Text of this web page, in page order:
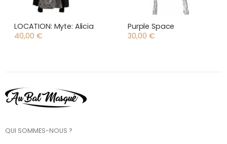
LOCATION: Myte: Alicia
40,00 €
Purple Space
30,00 €
QUI SOMMES-NOUS ?